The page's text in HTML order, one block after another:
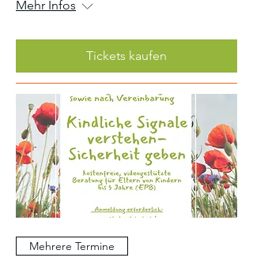
Mehr Infos
Tickets kaufen
Mehrere Termine